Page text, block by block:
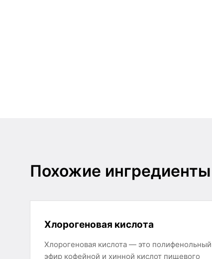
Похожие ингредиенты
Хлорогеновая кислота
Хлорогеновая кислота — это полифенольный
эфир кофейной и хинной кислот пищевого